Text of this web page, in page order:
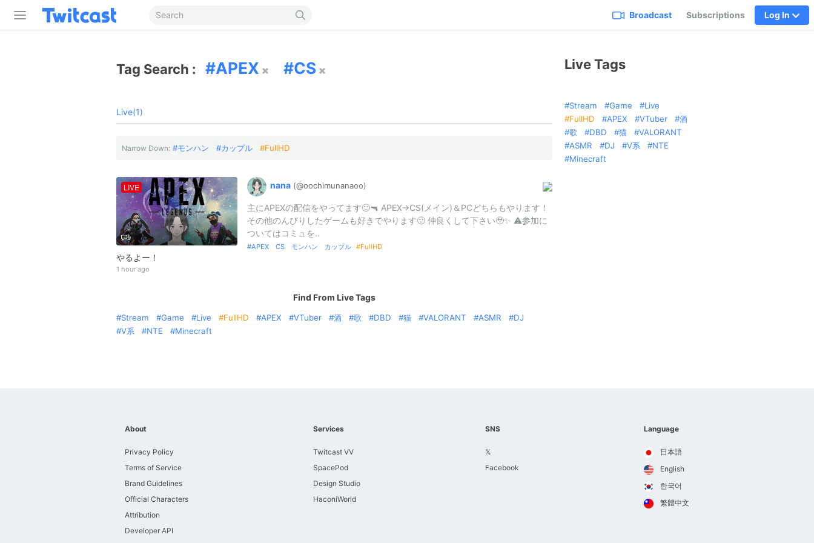
Broadcast Subscriptions Log In
Tag Search : APEX CS
Live(1)
Narrow Down: モンハン カップル FullHD
LIVE
9
やるよー！
1 hour ago
nana (@oochimunanaoo)
主にAPEXの配信をやってます🙂🔫 APEX→CS(メイン)＆PCどちらもやります！
その他のんびりしたゲームも好きでやります🙂 仲良くして下さい🥹✨ ⚠参加に
ついてはコミュを..
APEX CS モンハン カップル FullHD
Find From Live Tags
Stream Game Live FullHD APEX VTuber 酒 歌 DBD 猫 VALORANT ASMR
DJ
V系
NTE Minecraft
Live Tags
Stream Game
Live
FullHD
APEX VTuber
酒
歌
DBD 猫
VALORANT
ASMR
DJ V系
NTE
Minecraft
About
Privacy Policy
Terms of Service
Brand Guidelines
Official Characters
Attribution
Developer API
Services
Twitcast VV
SpacePod
Design Studio
HaconiWorld
SNS
𝕏
Facebook
Language
日本語
English
한국어
繁體中文